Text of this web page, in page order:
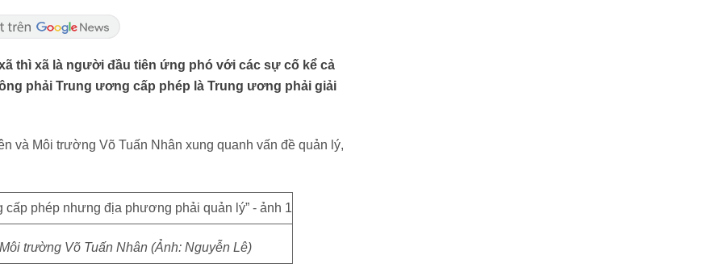
thì xã là người đầu tiên ứng phó với các sự cố kể cả
phải Trung ương cấp phép là Trung ương phải giải
và Môi trường Võ Tuấn Nhân xung quanh vấn đề quản lý,
trường Võ Tuấn Nhân (Ảnh: Nguyễn Lê)